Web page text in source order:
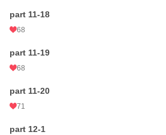
part 11-18
68
part 11-19
68
part 11-20
71
part 12-1